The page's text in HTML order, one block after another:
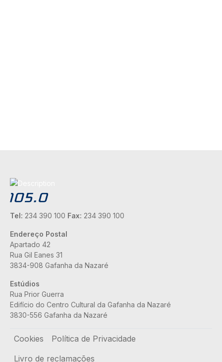
Tel: 234 390 100 Fax: 234 390 100
Endereço Postal
Apartado 42
Rua Gil Eanes 31
3834-908 Gafanha da Nazaré
Estúdios
Rua Prior Guerra
Edifício do Centro Cultural da Gafanha da Nazaré
3830-556 Gafanha da Nazaré
Rodapé
Cookies
Política de Privacidade
Livro de reclamações